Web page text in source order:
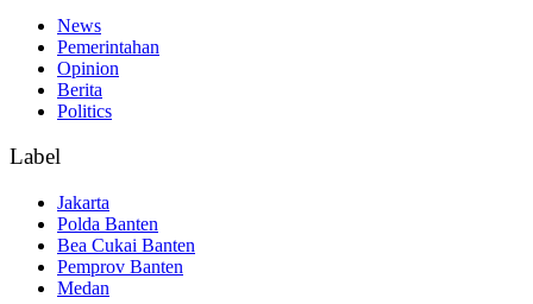
News
Pemerintahan
Opinion
Berita
Politics
Label
Jakarta
Polda Banten
Bea Cukai Banten
Pemprov Banten
Medan